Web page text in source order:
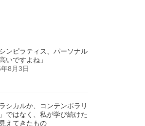
シンピラティス、パーソナル
いですよね」
8月3日
ラシカルか、コンテンポラリ
ではなく、私が学び続けた
えてきたもの